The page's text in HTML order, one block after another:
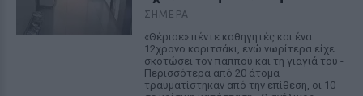
ΣΉΜΕΡΑ
«Θέρισε» πέντε καθηγητές και ένα
12χρονο κοριτσάκι, ενώ νωρίτερα είχε
σκοτώσει τον παππού και τη γιαγιά του -
Περισσότερα από 20 άτομα
τραυματίστηκαν από την επίθεση, οι 10